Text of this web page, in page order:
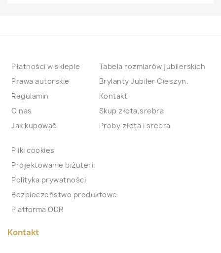
Płatności w sklepie
Prawa autorskie
Regulamin
O nas
Jak kupować
Tabela rozmiarów jubilerskich
Brylanty Jubiler Cieszyn.
Kontakt
Skup złota,srebra
Proby złota i srebra
Pliki cookies
Projektowanie biżuterii
Polityka prywatności
Bezpieczeństwo produktowe
Platforma ODR
Kontakt